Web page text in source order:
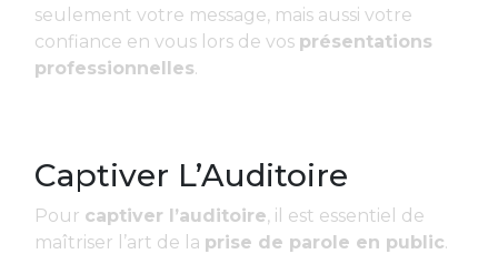
seulement votre message, mais aussi votre
confiance en vous lors de vos présentations
professionnelles.
Captiver L’Auditoire
Pour captiver l’auditoire, il est essentiel de
maîtriser l’art de la prise de parole en public.